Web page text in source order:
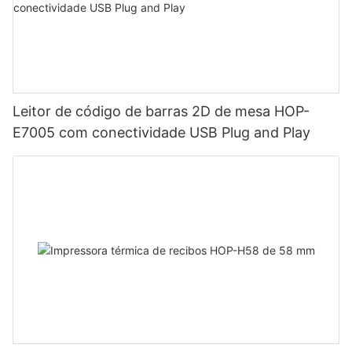
Leitor de código de barras 2D de mesa HOP-
E7005 com conectividade USB Plug and Play